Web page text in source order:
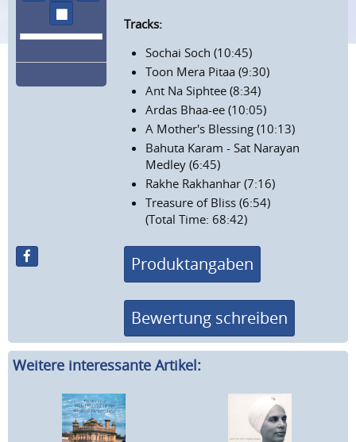
Tracks:
Sochai Soch (10:45)
Toon Mera Pitaa (9:30)
Ant Na Siphtee (8:34)
Ardas Bhaa-ee (10:05)
A Mother's Blessing (10:13)
Bahuta Karam - Sat Narayan
Medley (6:45)
Rakhe Rakhanhar (7:16)
Treasure of Bliss (6:54)
(Total Time: 68:42)
Produktangaben
Bewertung schreiben
Weitere interessante Artikel: